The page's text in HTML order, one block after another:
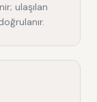
ulaşılan